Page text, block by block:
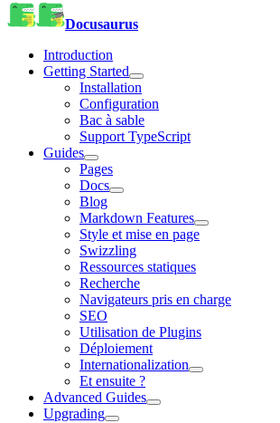
Docusaurus
Introduction
Getting Started
Installation
Configuration
Bac à sable
Support TypeScript
Guides
Pages
Docs
Blog
Markdown Features
Style et mise en page
Swizzling
Ressources statiques
Recherche
Navigateurs pris en charge
SEO
Utilisation de Plugins
Déploiement
Internationalization
Et ensuite ?
Advanced Guides
Upgrading